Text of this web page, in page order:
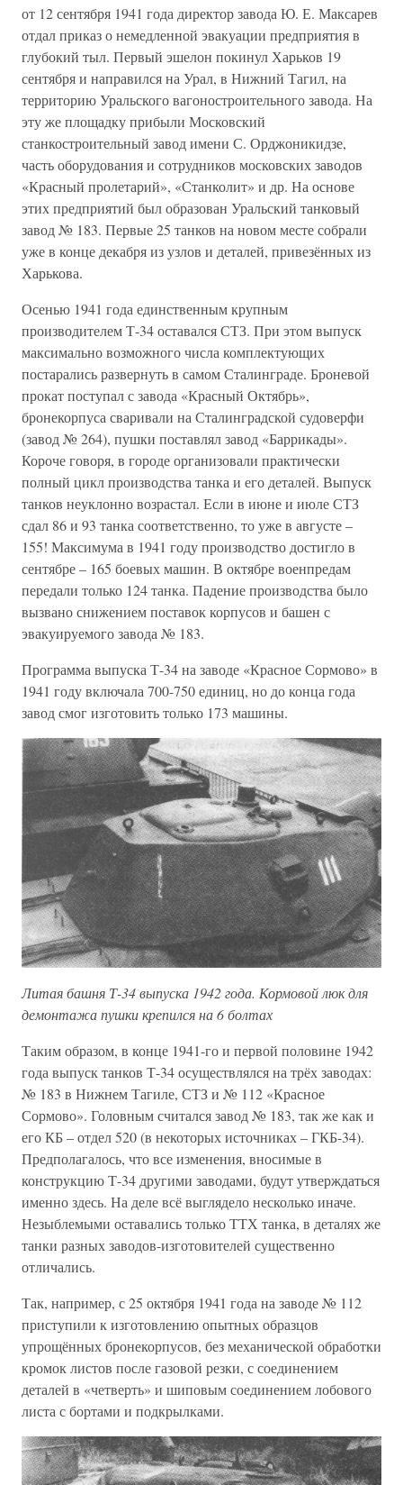
от 12 сентября 1941 года директор завода Ю. Е. Максарев
отдал приказ о немедленной эвакуации предприятия в
глубокий тыл. Первый эшелон покинул Харьков 19
сентября и направился на Урал, в Нижний Тагил, на
территорию Уральского вагоностроительного завода. На
эту же площадку прибыли Московский
станкостроительный завод имени С. Орджоникидзе,
часть оборудования и сотрудников московских заводов
«Красный пролетарий», «Станколит» и др. На основе
этих предприятий был образован Уральский танковый
завод № 183. Первые 25 танков на новом месте собрали
уже в конце декабря из узлов и деталей, привезённых из
Харькова.
Осенью 1941 года единственным крупным
производителем Т-34 оставался СТЗ. При этом выпуск
максимально возможного числа комплектующих
постарались развернуть в самом Сталинграде. Броневой
прокат поступал с завода «Красный Октябрь»,
бронекорпуса сваривали на Сталинградской судоверфи
(завод № 264), пушки поставлял завод «Баррикады».
Короче говоря, в городе организовали практически
полный цикл производства танка и его деталей. Выпуск
танков неуклонно возрастал. Если в июне и июле СТЗ
сдал 86 и 93 танка соответственно, то уже в августе –
155! Максимума в 1941 году производство достигло в
сентябре – 165 боевых машин. В октябре военпредам
передали только 124 танка. Падение производства было
вызвано снижением поставок корпусов и башен с
эвакуируемого завода № 183.
Программа выпуска Т-34 на заводе «Красное Сормово» в
1941 году включала 700-750 единиц, но до конца года
завод смог изготовить только 173 машины.
Литая башня Т-34 выпуска 1942 года. Кормовой люк для
демонтажа пушки крепился на 6 болтах
Таким образом, в конце 1941-го и первой половине 1942
года выпуск танков Т-34 осуществлялся на трёх заводах:
№ 183 в Нижнем Тагиле, СТЗ и № 112 «Красное
Сормово». Головным считался завод № 183, так же как и
его КБ – отдел 520 (в некоторых источниках – ГКБ-34).
Предполагалось, что все изменения, вносимые в
конструкцию Т-34 другими заводами, будут утверждаться
именно здесь. На деле всё выглядело несколько иначе.
Незыблемыми оставались только ТТХ танка, в деталях же
танки разных заводов-изготовителей существенно
отличались.
Так, например, с 25 октября 1941 года на заводе № 112
приступили к изготовлению опытных образцов
упрощённых бронекорпусов, без механической обработки
кромок листов после газовой резки, с соединением
деталей в «четверть» и шиповым соединением лобового
листа с бортами и подкрылками.